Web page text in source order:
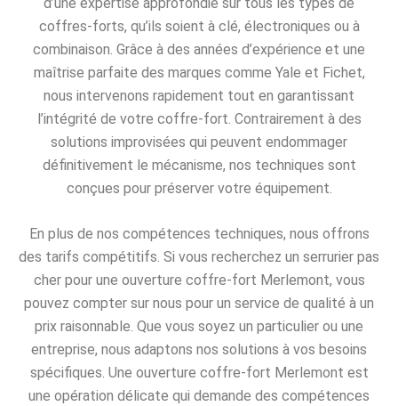
coffres-forts, qu’ils soient à clé, électroniques ou à
combinaison. Grâce à des années d’expérience et une
maîtrise parfaite des marques comme Yale et Fichet,
nous intervenons rapidement tout en garantissant
l’intégrité de votre coffre-fort. Contrairement à des
solutions improvisées qui peuvent endommager
définitivement le mécanisme, nos techniques sont
conçues pour préserver votre équipement.
En plus de nos compétences techniques, nous offrons
des tarifs compétitifs. Si vous recherchez un serrurier pas
cher pour une ouverture coffre-fort Merlemont, vous
pouvez compter sur nous pour un service de qualité à un
prix raisonnable. Que vous soyez un particulier ou une
entreprise, nous adaptons nos solutions à vos besoins
spécifiques. Une ouverture coffre-fort Merlemont est
une opération délicate qui demande des compétences